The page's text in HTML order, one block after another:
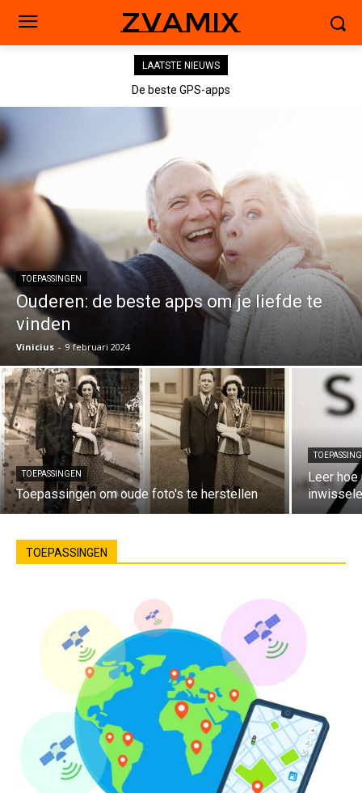
zvamix
LAATSTE NIEUWS
De beste GPS-apps
TOEPASSINGEN
Ouderen: de beste apps om je liefde te
vinden
Vinicius - 9 februari 2024
TOEPASSINGEN
Toepassingen om oude foto's te herstellen
Leer hoe
TOEPASSINGEN